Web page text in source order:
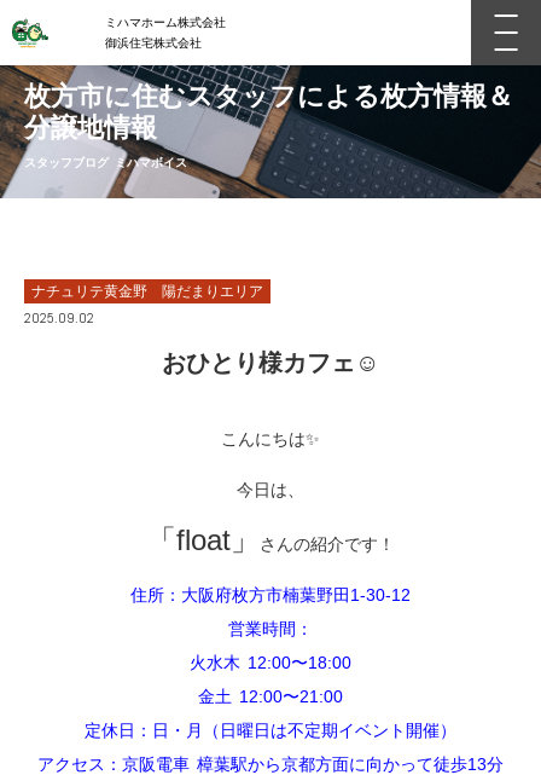
ミハマホーム株式会社
御浜住宅株式会社
枚方市に住むスタッフによる枚方情報＆
分譲地情報
スタッフブログ ミハマボイス
ナチュリテ黄金野 陽だまりエリア
2025.09.02
おひとり様カフェ☺
こんにちは✨
今日は、
「float」 さんの紹介です！
住所：大阪府枚方市楠葉野田1-30-12
営業時間：
火水木 12:00〜18:00
金土 12:00〜21:00
定休日：日・月（日曜日は不定期イベント開催）
アクセス：京阪電車 樟葉駅から京都方面に向かって徒歩13分